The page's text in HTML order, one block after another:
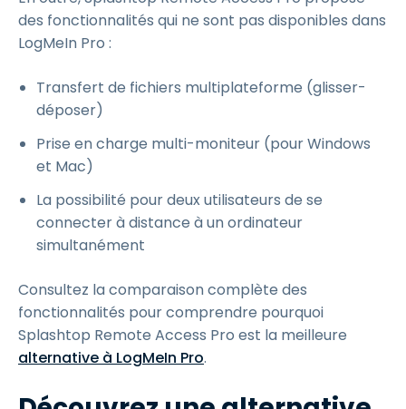
des fonctionnalités qui ne sont pas disponibles dans
LogMeIn Pro :
Transfert de fichiers multiplateforme (glisser-
déposer)
Prise en charge multi-moniteur (pour Windows
et Mac)
La possibilité pour deux utilisateurs de se
connecter à distance à un ordinateur
simultanément
Consultez la comparaison complète des
fonctionnalités pour comprendre pourquoi
Splashtop Remote Access Pro est la meilleure
alternative à LogMeIn Pro.